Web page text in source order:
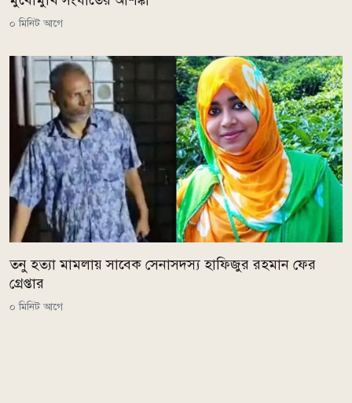
০ মিনিট আগে
তনু হত্যা মামলায় সাবেক সেনাসদস্য হাফিজুর রহমান ফের
গ্রেপ্তার
০ মিনিট আগে